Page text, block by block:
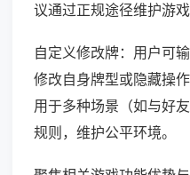
议通过正规途径维护游戏
自定义修改牌：用户可
修改自身牌型或隐藏操
用于多种场景（如与好
规则，维护公平环境。